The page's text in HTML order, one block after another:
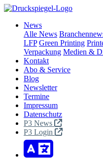
News
Alle News
LFP Green Printing
Verpackung Medien &
Kontakt
Abo & Service
Blog
Newsletter
Termine
Impressum
Datenschutz
P3 News
P3 Login